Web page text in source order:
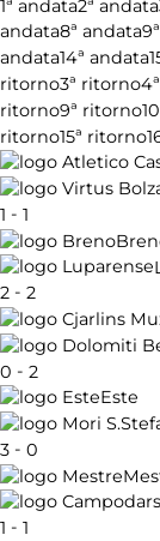
1ª andata2ª andata
andata8ª andata
andata14ª andata
ritorno3ª ritorno
ritorno9ª ritorno
ritorno15ª ritorno
1 - 1
2 - 2
0 - 2
Este
3 - 0
1 - 1